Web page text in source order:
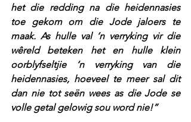
het die redding na die heidennasies
toe gekom om die Jode jaloers te
maak. As hulle val ‘n verryking vir die
wêreld beteken het en hulle klein
oorblyfseltjie ‘n verryking van die
heidennasies, hoeveel te meer sal dit
dan nie tot seën wees as die Jode se
volle getal gelowig sou word nie!”